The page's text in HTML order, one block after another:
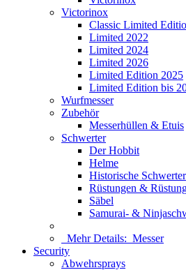
Victorinox
Classic Limited
Limited 2022
Limited 2024
Limited 2026
Limited Edition 2025
Limited Edition bis
Wurfmesser
Zubehör
Messerhüllen & Etuis
Schwerter
Der Hobbit
Helme
Historische Schwerter
Rüstungen &
Säbel
Samurai- &
Mehr Details: Messer
Security
Abwehrsprays